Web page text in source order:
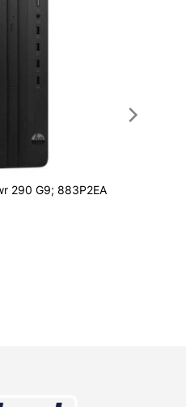
290 G9; 883P2EA